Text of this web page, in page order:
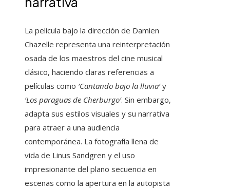
La película bajo la dirección de Damien
Chazelle representa una reinterpretación
osada de los maestros del cine musical
clásico, haciendo claras referencias a
películas como ‘Cantando bajo la lluvia’y
‘Los paraguas de Cherburgo’. Sin embargo,
adapta sus estilos visuales y su narrativa
para atraer a una audiencia
contemporánea. La fotografía llena de
vida de Linus Sandgren y el uso
impresionante del plano secuencia en
escenas como la apertura en la autopista